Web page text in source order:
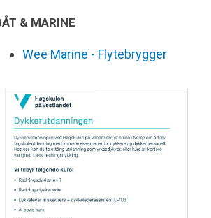
& MARINE
Wee Marine - Flytebrygger